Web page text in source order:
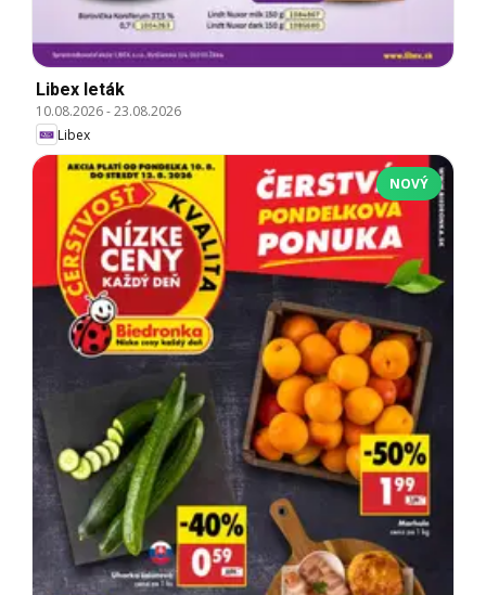
Libex leták
10.08.2026-23.08.2026
Libex
NOVÝ